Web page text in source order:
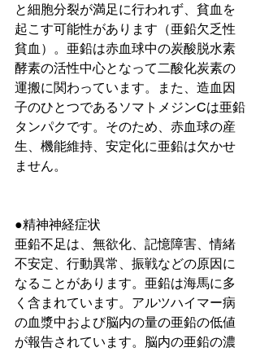
と細胞分裂が満足に行われず、貧血を
起こす可能性があります（亜鉛欠乏性
貧血）。亜鉛は赤血球中の炭酸脱水素
酵素の活性中心となって二酸化炭素の
運搬に関わっています。また、造血因
子のひとつであるソマトメジンCは亜鉛
タンパクです。そのため、赤血球の産
生、機能維持、安定化に亜鉛は欠かせ
ません。
●精神神経症状
亜鉛不足は、無欲化、記憶障害、情緒
不安定、行動異常、振戦などの原因に
なることがあります。亜鉛は海馬に多
く含まれています。アルツハイマー病
の血漿中および脳内の量の亜鉛の低値
が報告されています。脳内の亜鉛の濃